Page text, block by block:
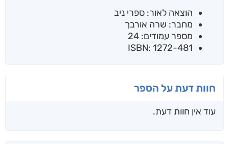
הוצאה לאור: ספרי ניב
מחבר: שרה אורבך
מספר עמודים: 24
ISBN: 1272-481
חוות דעת על הספר
עוד אין חוות דעת.